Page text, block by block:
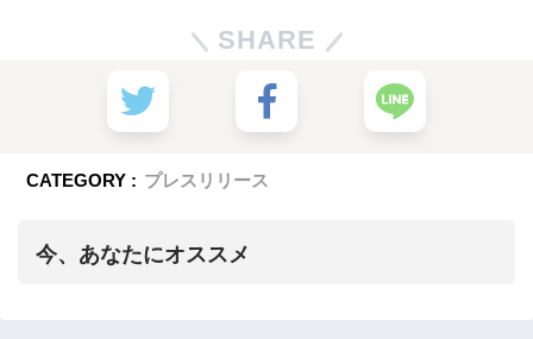
SHARE
CATEGORY : プレスリリース
今、あなたにオススメ